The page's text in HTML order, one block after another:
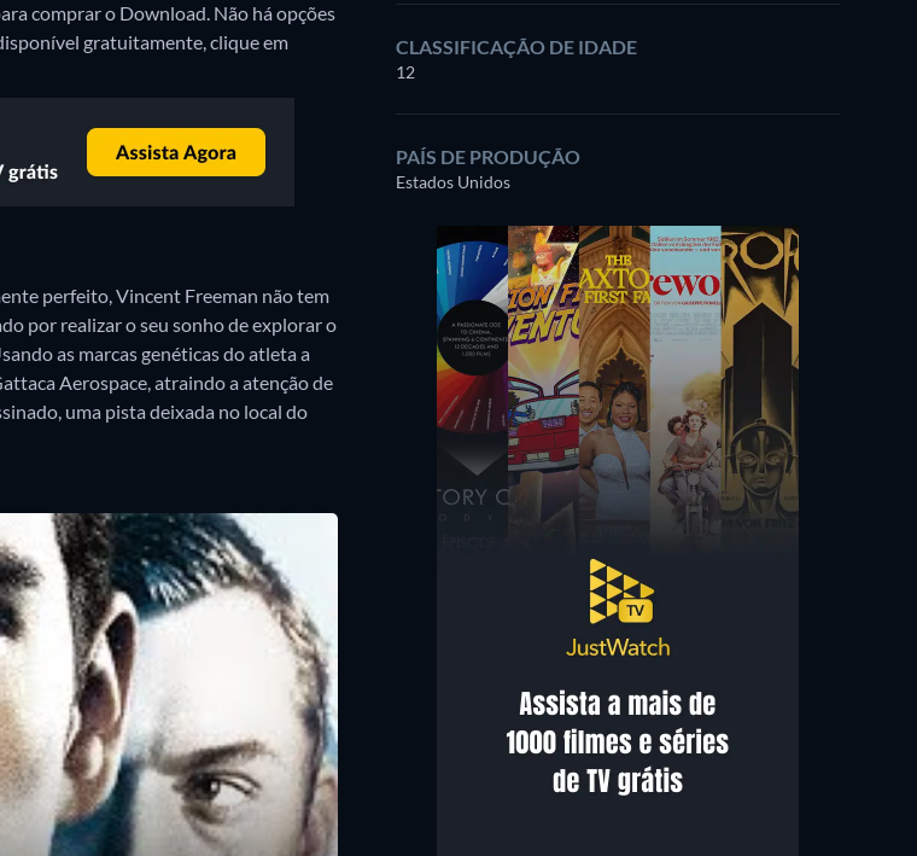
comprar o Download. Não há opções
gratuitamente, clique em
perfeito, Vincent Freeman não tem
por realizar o seu sonho de explorar o
as marcas genéticas do atleta a
Aerospace, atraindo a atenção de
uma pista deixada no local do
CLASSIFICAÇÃO DE IDADE
12
PAÍS DE PRODUÇÃO
Estados Unidos